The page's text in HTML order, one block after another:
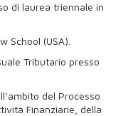
di laurea triennale in
School (USA).
Tributario presso
del Processo
Finanziarie, della